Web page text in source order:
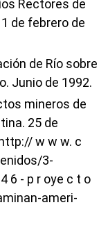
Rectores de
de febrero de
de Río sobre
Junio de 1992.
mineros de
25 de
w w w. c
3-
6 - p r oye c t o
ameri-